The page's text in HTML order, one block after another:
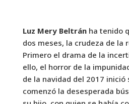
Luz Mery Beltránha tenido
dos meses, la crudeza de la
Primero el drama de la
ello, el horror de la
de la navidad del 2017 inició
comenzó la desesperada